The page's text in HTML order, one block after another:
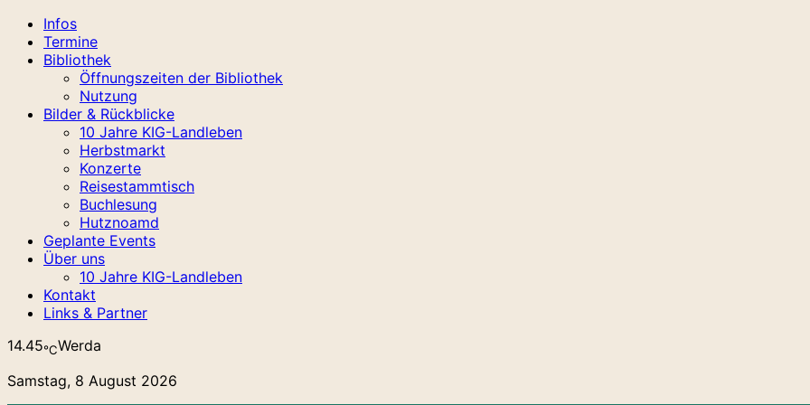
Infos
Termine
Bibliothek
Öffnungszeiten der Bibliothek
Nutzung
Bilder & Rückblicke
10 Jahre KIG-Landleben
Herbstmarkt
Konzerte
Reisestammtisch
Buchlesung
Hutznoamd
Geplante Events
Über uns
10 Jahre KIG-Landleben
Kontakt
Links & Partner
14.45℃Werda
Samstag, 8 August 2026